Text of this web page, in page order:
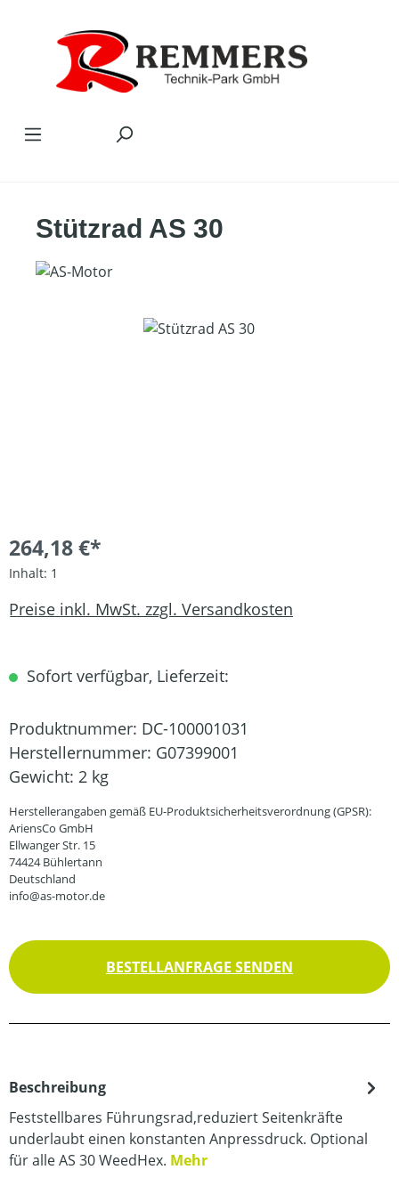
Stützrad AS 30
Bildergalerie überspringen
264,18 €*
Inhalt: 1
Preise inkl. MwSt. zzgl. Versandkosten
Sofort verfügbar, Lieferzeit:
Produktnummer: DC-100001031
Herstellernummer: G07399001
Gewicht: 2 kg
Herstellerangaben gemäß EU-Produktsicherheitsverordnung (GPSR):
AriensCo GmbH
Ellwanger Str. 15
74424 Bühlertann
Deutschland
info@as-motor.de
BESTELLANFRAGE SENDEN
Beschreibung
Feststellbares Führungsrad,reduziert Seitenkräfte
underlaubt einen konstanten Anpressdruck. Optional
für alle AS 30 WeedHex. Mehr